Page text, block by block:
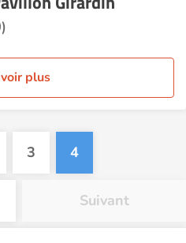
plus
3 4
Suivant